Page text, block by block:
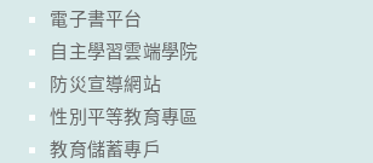
電子書平台
自主學習雲端學院
防災宣導網站
性別平等教育專區
教育儲蓄專戶